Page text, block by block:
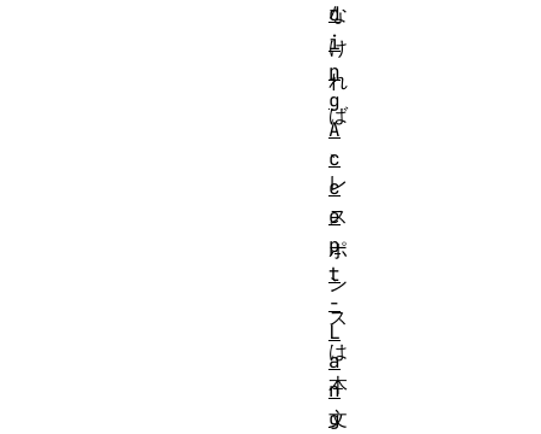
な
け
れ
ば
、
レ
ス
ポ
ン
ス
は
本
文
d
i
n
g
A
c
c
e
p
t
-
L
a
n
g